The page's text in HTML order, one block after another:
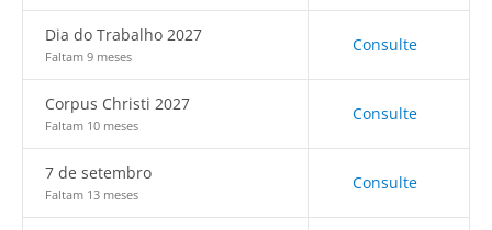
Dia do Trabalho 2027
Faltam 9 meses
Consulte
Corpus Christi 2027
Faltam 10 meses
Consulte
7 de setembro
Faltam 13 meses
Consulte